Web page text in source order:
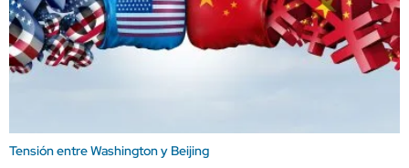
Tensión entre Washington y Beijing